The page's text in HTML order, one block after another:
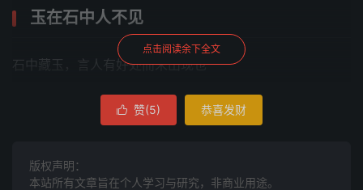
玉在石中人不见
石中藏玉，言人有好处而未出现也
衣从絅里锦中藏
亦须渐渐看落，然后知也
点击阅读余下全文
 赞(5) 恭喜发财
版权声明：
本站所有文章旨在个人学习与研究，非商业用途。